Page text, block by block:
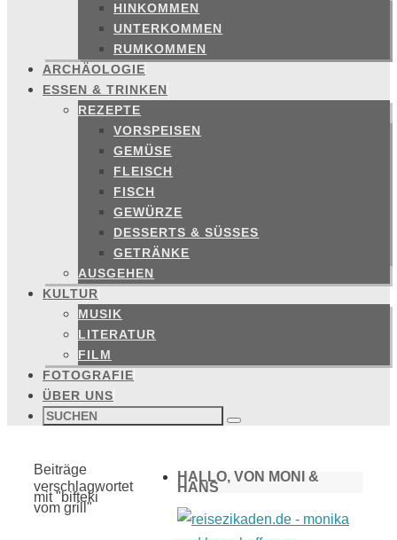
HINKOMMEN
UNTERKOMMEN
RUMKOMMEN
ARCHÄOLOGIE
ESSEN & TRINKEN
REZEPTE
VORSPEISEN
GEMÜSE
FLEISCH
FISCH
GEWÜRZE
DESSERTS & SÜSSES
GETRÄNKE
AUSGEHEN
KULTUR
MUSIK
LITERATUR
FILM
FOTOGRAFIE
ÜBER UNS
Suchen
nach: Suchen
Start
Beiträge
verschlagwortet
mit "bifteki
vom grill"
HALLO, VON MONI &
HANS